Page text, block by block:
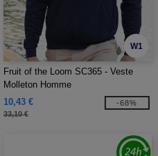
W1
Fruit of the Loom SC365 - Veste
Molleton Homme
10,43 €
33,10 €
-68%